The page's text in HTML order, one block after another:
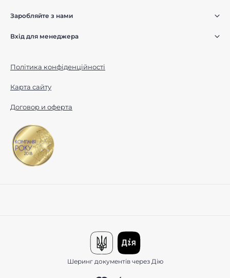
Заробляйте з нами
Вхід для менеджера
Політика конфіденційності
Карта сайту
Договор и оферта
Шеринг документів через Дію